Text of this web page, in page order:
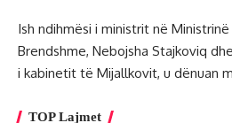
Ish ndihmësi i ministrit në
Brendshme, Nebojsha Stajkoviq
i kabinetit të Mijallkovit, u dënuan
TOP Lajmet